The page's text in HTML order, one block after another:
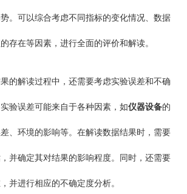
。可以综合考虑不同指标的变化情况、数据
存在等因素，进行全面的评价和解读。
的解读过程中，还需要考虑实验误差和不确
验误差可能来自于各种因素，如仪器设备的
、环境的影响等。在解读数据结果时，需要
并确定其对结果的影响程度。同时，还需要
并进行相应的不确定度分析。